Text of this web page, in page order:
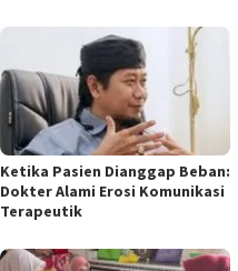
Ketika Pasien Dianggap Beban:
Dokter Alami Erosi Komunikasi
Terapeutik